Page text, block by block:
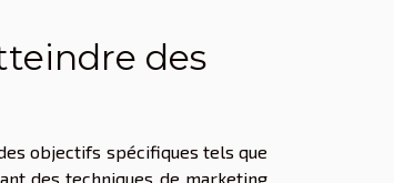
des
objectifs spécifiques tels que
des techniques de marketing